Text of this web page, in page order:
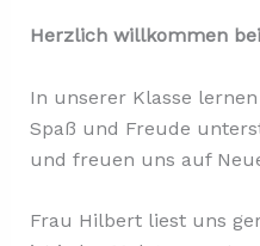
Herzlich willkommen
In unserer Klasse
Spaß und Freude
und freuen uns auf
Frau Hilbert liest uns